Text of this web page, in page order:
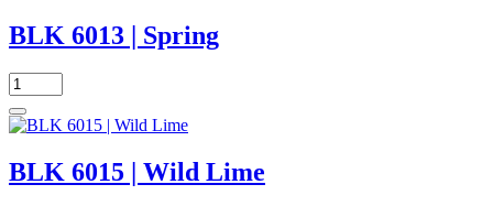
BLK 6013 | Spring
BLK 6015 | Wild Lime